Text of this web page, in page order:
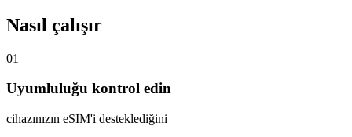
Nasıl çalışır
01
Uyumluluğu kontrol edin
cihazınızın eSIM'i desteklediğini